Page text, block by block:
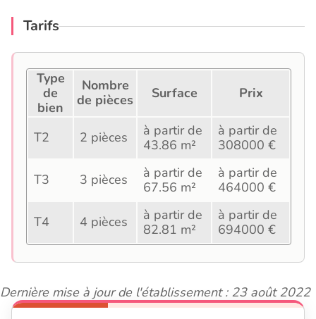
Tarifs
Type
de
bien
Nombre
de pièces
Surface Prix
T2 2 pièces
à partir de
43.86 m²
à partir de
308000 €
T3 3 pièces
à partir de
67.56 m²
à partir de
464000 €
T4 4 pièces
à partir de
82.81 m²
à partir de
694000 €
Dernière mise à jour de l'établissement : 23 août 2022